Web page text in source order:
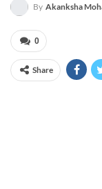
By Akanksha
0
Share